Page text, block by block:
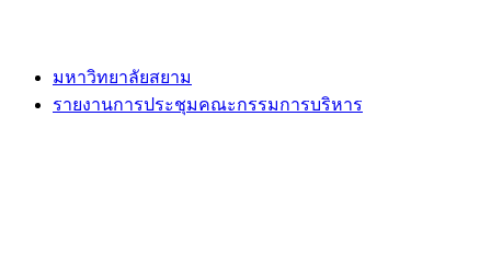
มหาวิทยาลัยสยาม
รายงานการประชุมคณะกรรมการบริหาร